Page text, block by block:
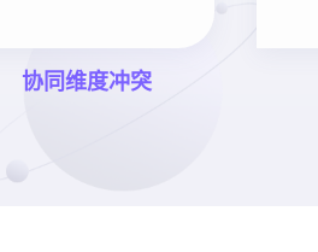
协同维度冲突